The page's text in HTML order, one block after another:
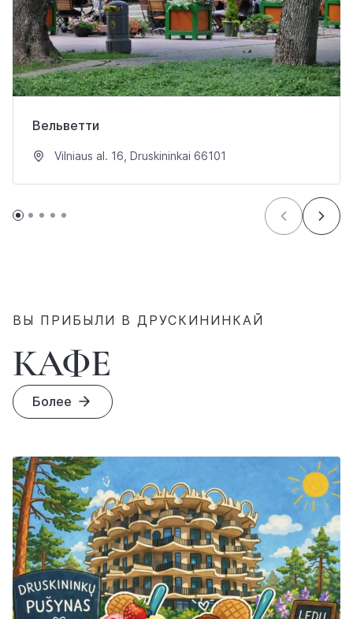
Вельветти
Vilniaus al. 16, Druskininkai 66101
ВЫ ПРИБЫЛИ В ДРУСКИНИНКАЙ
КАФЕ
Более